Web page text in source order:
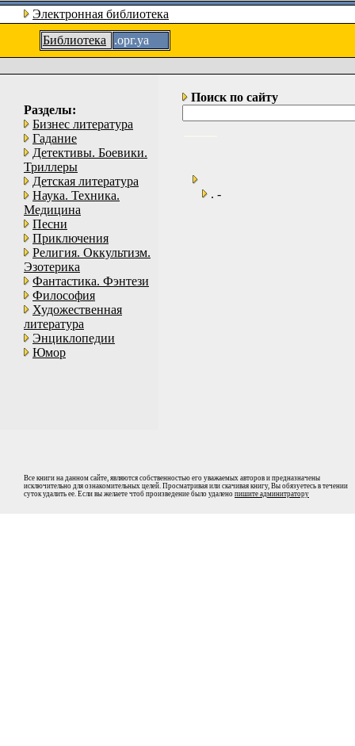
Электронная библиотека
Библиотека
.орг.уа
Разделы:
Бизнес литература
Гадание
Детективы. Боевики.
Триллеры
Детская литература
Наука. Техника.
Медицина
Песни
Приключения
Религия. Оккультизм.
Эзотерика
Фантастика. Фэнтези
Философия
Художественная
литература
Энциклопедии
Юмор
Поиск по сайту
. -
Все книги на данном сайте, являются собственностью его уважаемых авторов и предназначены
исключительно для ознакомительных целей. Просматривая или скачивая книгу, Вы обязуетесь в течении
суток удалить ее. Если вы желаете чтоб произведение было удалено пишите админитратору